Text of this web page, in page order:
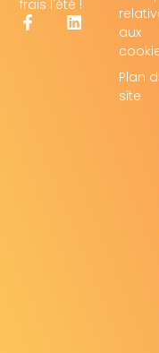
frais l'été !
aux
Plan
site